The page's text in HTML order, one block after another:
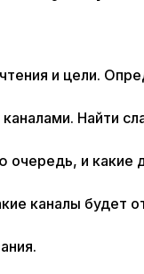
и цели.
Найти
очередь, и какие
каналы будет